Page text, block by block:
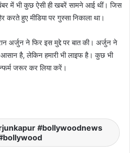
में भी कुछ ऐसी ही खबरें सामने आई थीं। जिस
करते हुए मीडिया पर गुस्सा निकाला था।
अर्जुन ने फिर इस मुद्दे पर बात की। अर्जुन ने
आसान है, लेकिन हमारी भी लाइफ है। कुछ भी
जरूर कर लिया करें।
#bollywoodnews